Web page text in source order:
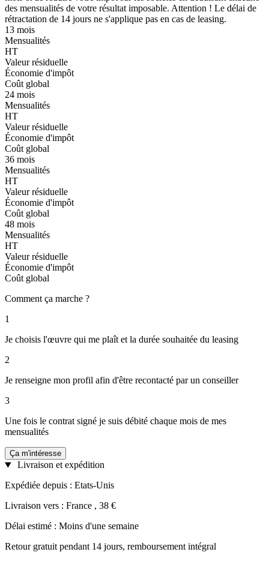
des mensualités de votre résultat imposable. Attention ! Le délai de
rétractation de 14 jours ne s'applique pas en cas de leasing.
13 mois
Mensualités
HT
Valeur résiduelle
Économie d'impôt
Coût global
24 mois
Mensualités
HT
Valeur résiduelle
Économie d'impôt
Coût global
36 mois
Mensualités
HT
Valeur résiduelle
Économie d'impôt
Coût global
48 mois
Mensualités
HT
Valeur résiduelle
Économie d'impôt
Coût global
Comment ça marche ?
1
Je choisis l'œuvre qui me plaît et la durée souhaitée du leasing
2
Je renseigne mon profil afin d'être recontacté par un conseiller
3
Une fois le contrat signé je suis débité chaque mois de mes
mensualités
Ça m'intéresse
Livraison et expédition
Expédiée depuis : Etats-Unis
Livraison vers : France , 38 €
Délai estimé : Moins d'une semaine
Retour gratuit pendant 14 jours, remboursement intégral